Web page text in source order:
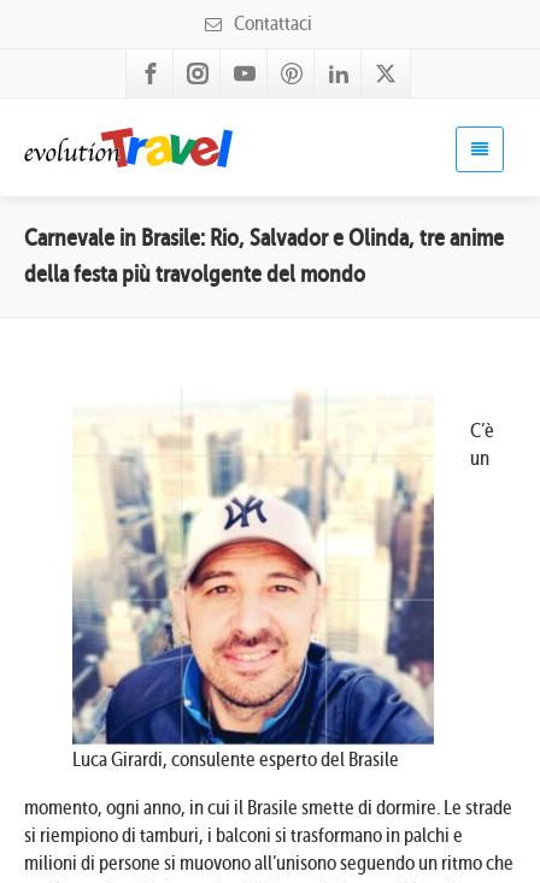
Contattaci
Carnevale in Brasile: Rio, Salvador e Olinda, tre anime
della festa più travolgente del mondo
Luca Girardi, consulente esperto del Brasile
C’è
un
momento, ogni anno, in cui il Brasile smette di dormire. Le strade
si riempiono di tamburi, i balconi si trasformano in palchi e
milioni di persone si muovono all’unisono seguendo un ritmo che